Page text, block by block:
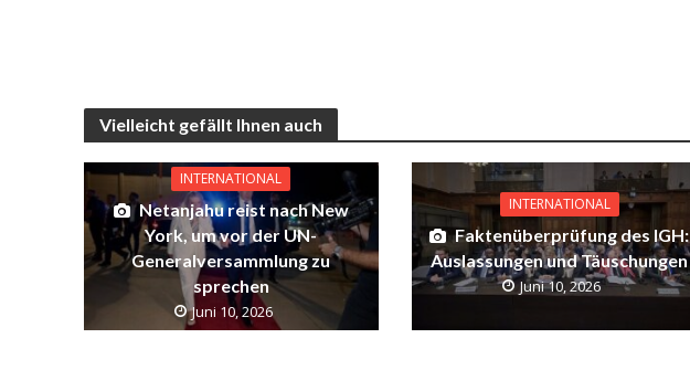
Vielleicht gefällt Ihnen auch
INTERNATIONAL
Netanjahu reist nach New
York, um vor der UN-
Generalversammlung zu
sprechen
Juni 10, 2026
INTERNATIONAL
Faktenüberprüfung des IGH:
Auslassungen und Täuschungen
Juni 10, 2026